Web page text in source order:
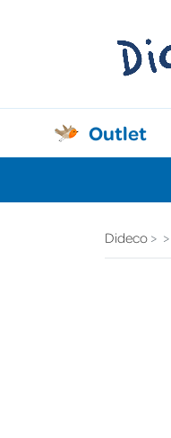
Outlet
Dideco